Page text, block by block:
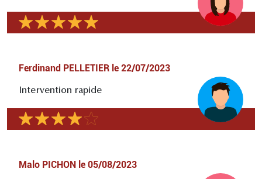
Ferdinand PELLETIER le 22/07/2023
Intervention rapide
Malo PICHON le 05/08/2023